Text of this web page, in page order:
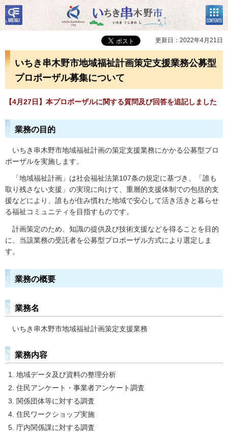
いちき串木野市
検
索・
共通
コン
テン
ツメ
ニュ
更新日：2022年4月21日
いちき串木野市地域福祉計画策定支援業務公募型
プロポーザル募集について
【4月27日】本プロポーザルに関する質問及び回答を追記しました
業務の目的
いちき串木野市地域福祉計画の策定支援業務にかかる公募型プロ
ポーザルを実施します。
「地域福祉計画」は社会福祉法第107条の規定に基づき、「誰も
取り残さない支援」の実現に向けて、重層的支援体制での包括的支
援などにより、誰もが住み慣れた地域で安心して活き活きと暮らせ
る福祉コミュニティを目指すものです。
計画策定のため、知識の提供及び技術支援などを得ることを目的
に、当該業務の受託者を公募型プロポーザル方式により選定しま
す。
業務の概要
業務名
いちき串木野市地域福祉計画策定支援業務
業務内容
地域データ及び資料の整理分析
住民アンケート・事業者アンケート調査
関係団体等に対する調査
住民ワークショップ実施
庁内関係課に対する調査